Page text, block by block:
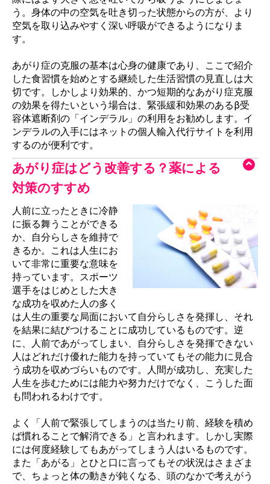
う。身体の中の空気を吐き切った状態からの方が、より
空気を取り込みやすく深い呼吸ができるようになりま
す。
あがり症の克服の基本は心身の健康であり、ここで紹介
した食習慣を始めとする継続した生活習慣の見直しは大
切です。しかしより効果的、かつ短期的なあがり症克服
の効果を得たいという場合は、緊張緩和効果のあるβ受
容体遮断剤の「インデラル」の利用をお勧めします。イ
ンデラルの入手にはネットの個人輸入代行サイトを利用
するのが便利です。
あがり症はどう改善する？薬による
対策のすすめ
人前に立ったときに冷静
に振る舞うことができる
か、自分らしさを維持で
きるか。これは人生にお
いて非常に重要な意味を
持っています。スポーツ
選手をはじめとした大き
な成功を収めた人の多く
は人生の重要な局面において自分らしさを発揮し、それ
を結果に結びつけることに成功しているものです。逆
に、人前であがってしまい、自分らしさを発揮できない
人はどれだけ優れた能力を持っていてもその能力に見合
う成功を収めづらいものです。人間が成功し、充実した
人生を歩むためには能力や努力だけでなく、こうした面
も問われるわけです。
よく「人前で緊張してしまうのは当たり前、経験を積め
ば慣れることで解消できる」と言われます。しかし実際
には何度経験してもあがってしまう人はいるものです。
また「あがる」とひと口に言ってもその状況はさまざま
で、ちょっと体の動きが鈍くなる、頭のなかで考えがう